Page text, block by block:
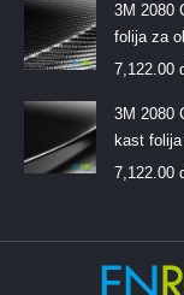
3M 2080
folija za
7,122.00
3M 2080
kast
7,122.00